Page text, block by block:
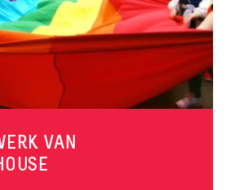
VAN